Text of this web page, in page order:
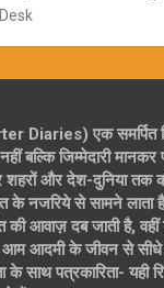
Diaries) एक समर्पित
बल्कि जिम्मेदारी
शहरों और देश-दुनिया तक
के नजरिये से सामने लाता
की आवाज़ दब जाती है, वहीं
आम आदमी के जीवन से
साथ पत्रकारिता- यही